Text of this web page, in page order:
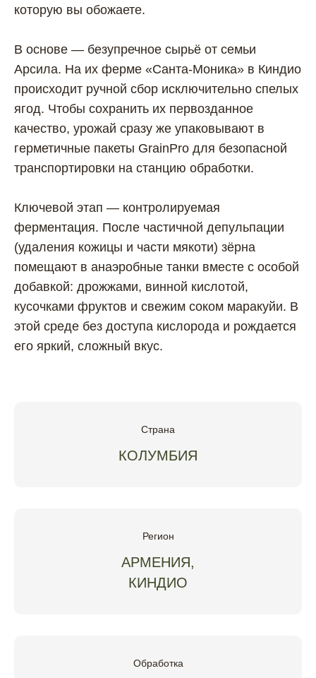
которую вы обожаете.
В основе — безупречное сырьё от семьи
Арсила. На их ферме «Санта-Моника» в Киндио
происходит ручной сбор исключительно спелых
ягод. Чтобы сохранить их первозданное
качество, урожай сразу же упаковывают в
герметичные пакеты GrainPro для безопасной
транспортировки на станцию обработки.
Ключевой этап — контролируемая
ферментация. После частичной депульпации
(удаления кожицы и части мякоти) зёрна
помещают в анаэробные танки вместе с особой
добавкой: дрожжами, винной кислотой,
кусочками фруктов и свежим соком маракуйи. В
этой среде без доступа кислорода и рождается
его яркий, сложный вкус.
Страна
КОЛУМБИЯ
Регион
АРМЕНИЯ,
КИНДИО
Обработка